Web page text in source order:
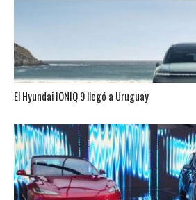
El Hyundai IONIQ 9 llegó a Uruguay